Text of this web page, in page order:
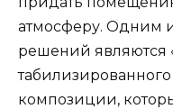
атмосферу. Одним
решений являются
композиции,